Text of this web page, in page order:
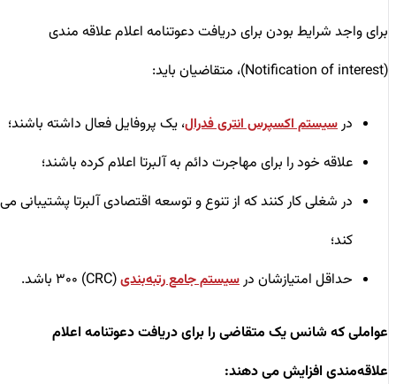
برای واجد شرایط بودن برای دریافت دعوتنامه اعلام علاقه مندی
درسیستم اکسپرس انتری فدرال، یک پروفایل فعال داشته باشند؛
علاقه خود را برای مهاجرت دائم به آلبرتا اعلام کرده باشند؛
در شغلی کار کنند که از تنوع و توسعه اقتصادی آلبرتا پشتیبانی می
کند؛
حداقل امتیازشان درسیستم جامع رتبه‌بندی(CRC) ۳۰۰ باشد.
عواملی که شانس یک متقاضی را برای دریافت دعوتنامه اعلام
علاقه‌مندی افزایش می دهند: